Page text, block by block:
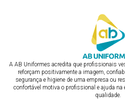
A AB Uniformes acredita que profissionais
reforçam positivamente a imagem,
segurança e higiene de uma empresa ou
confortável motiva o profissional e ajuda na
qualidade.